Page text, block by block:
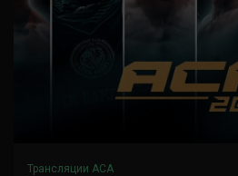
Трансляции ACA